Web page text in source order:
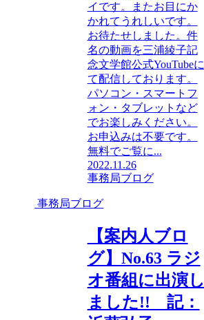
イです。またお目にか
かれてうれしいです。
お待たせしました。件
名の動画を三浦綾子記
念文学館公式YouTubeに
て配信しております。
パソコン・スマートフ
ォン・タブレットなど
でお楽しみください。
お申込みは不要です。
無料でご覧に...
2022.11.26
事務局ブログ
事務局ブログ
【案内人ブロ
グ】No.63 ラジ
オ番組に出演し
ました!! 記：